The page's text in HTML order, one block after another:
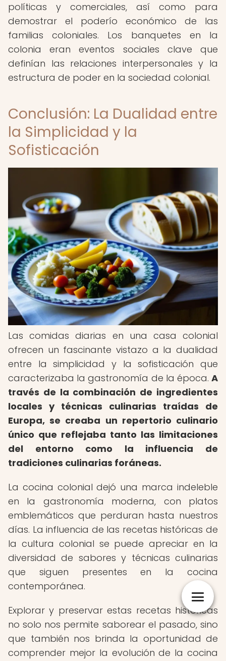
políticas y comerciales, así como para
demostrar el poderío económico de las
familias coloniales. Los banquetes en la
colonia eran eventos sociales clave que
definían las relaciones interpersonales y la
estructura de poder en la sociedad colonial.
Conclusión: La Dualidad entre
la Simplicidad y la
Sofisticación
Las comidas diarias en una casa colonial
ofrecen un fascinante vistazo a la dualidad
entre la simplicidad y la sofisticación que
caracterizaba la gastronomía de la época. A
través de la combinación de ingredientes
locales y técnicas culinarias traídas de
Europa, se creaba un repertorio culinario
único que reflejaba tanto las limitaciones
del entorno como la influencia de
tradiciones culinarias foráneas.
La cocina colonial dejó una marca indeleble
en la gastronomía moderna, con platos
emblemáticos que perduran hasta nuestros
días. La influencia de las recetas históricas de
la cultura colonial se puede apreciar en la
diversidad de sabores y técnicas culinarias
que siguen presentes en la cocina
contemporánea.
Explorar y preservar estas recetas históricas
no solo nos permite saborear el pasado, sino
que también nos brinda la oportunidad de
comprender mejor la evolución de la cocina